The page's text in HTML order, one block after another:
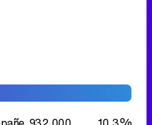
945.000
9,1%
1.239.000 11,1%